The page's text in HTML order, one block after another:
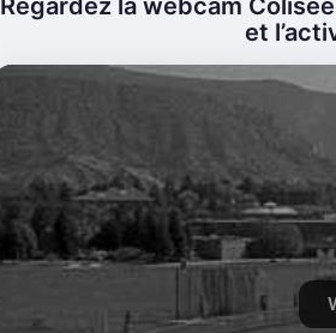
Regardez la webcam
et